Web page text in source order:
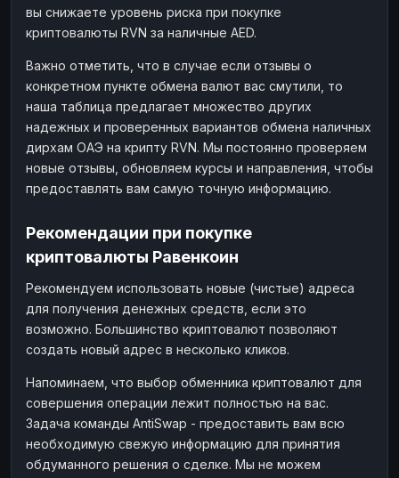
вы снижаете уровень риска при покупке
криптовалюты RVN за наличные AED.
Важно отметить, что в случае если отзывы о
конкретном пункте обмена валют вас смутили, то
наша таблица предлагает множество других
надежных и проверенных вариантов обмена наличных
дирхам ОАЭ на крипту RVN. Мы постоянно проверяем
новые отзывы, обновляем курсы и направления, чтобы
предоставлять вам самую точную информацию.
Рекомендации при покупке
криптовалюты Равенкоин
Рекомендуем использовать новые (чистые) адреса
для получения денежных средств, если это
возможно. Большинство криптовалют позволяют
создать новый адрес в несколько кликов.
Напоминаем, что выбор обменника криптовалют для
совершения операции лежит полностью на вас.
Задача команды AntiSwap - предоставить вам всю
необходимую свежую информацию для принятия
обдуманного решения о сделке. Мы не можем